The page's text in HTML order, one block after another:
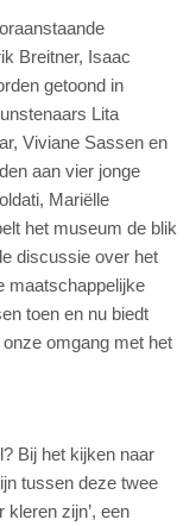
Breitner, Isaac
getoond in
Lita
Viviane Sassen en
aan vier jonge
Mariëlle
het museum de blik
discussie over het
maatschappelijke
toen en nu biedt
omgang met het
Bij het kijken naar
tussen deze twee
kleren zijn’, een